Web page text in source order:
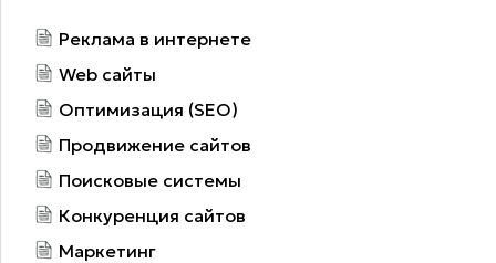
Реклама в интернете
Web сайты
Оптимизация (SEO)
Продвижение сайтов
Поисковые системы
Конкуренция сайтов
Маркетинг